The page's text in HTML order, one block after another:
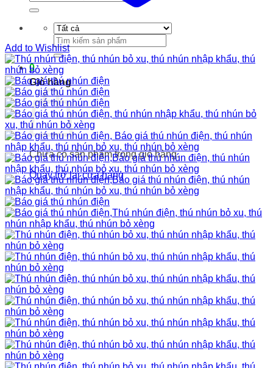
kiếm:
Tìm
kiếm:
0
Giỏ hàng
Chưa có sản phẩm trong giỏ hàng.
Quay trở lại cửa hàng
Add to Wishlist